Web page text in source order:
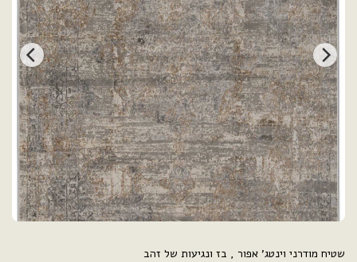
שטיח מודרני וינטג' אפור , בז ונגיעות של זהב